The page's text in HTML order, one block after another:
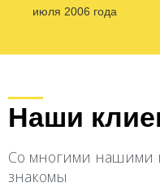
июля 2006 года
Наши
Со многими нашими
знакомы